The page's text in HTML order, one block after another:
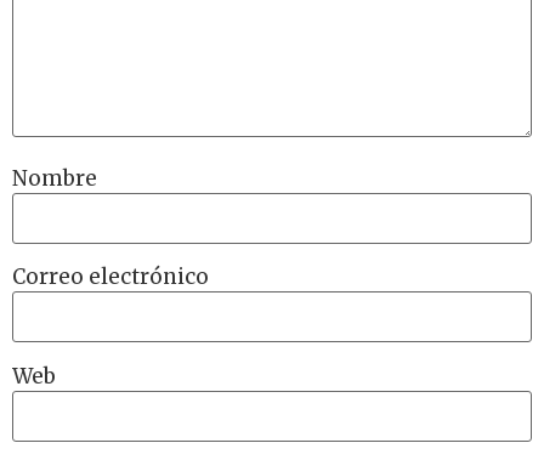
Nombre
Correo electrónico
Web